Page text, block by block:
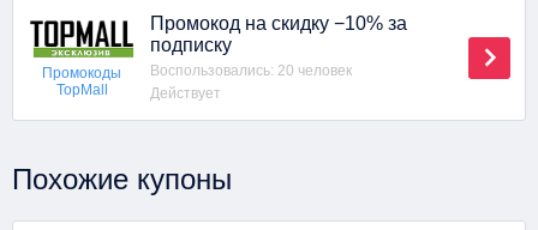
Промокоды
TopMall
Промокод на скидку −10% за
подписку
Воспользовались: 20 человек
Действует
Похожие купоны